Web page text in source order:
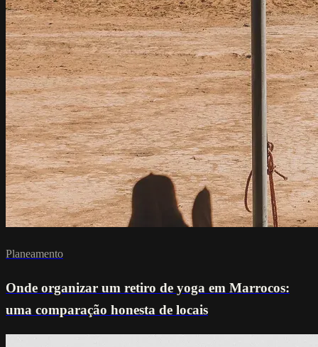
Planeamento
Onde organizar um retiro de yoga em Marrocos:
uma comparação honesta de locais